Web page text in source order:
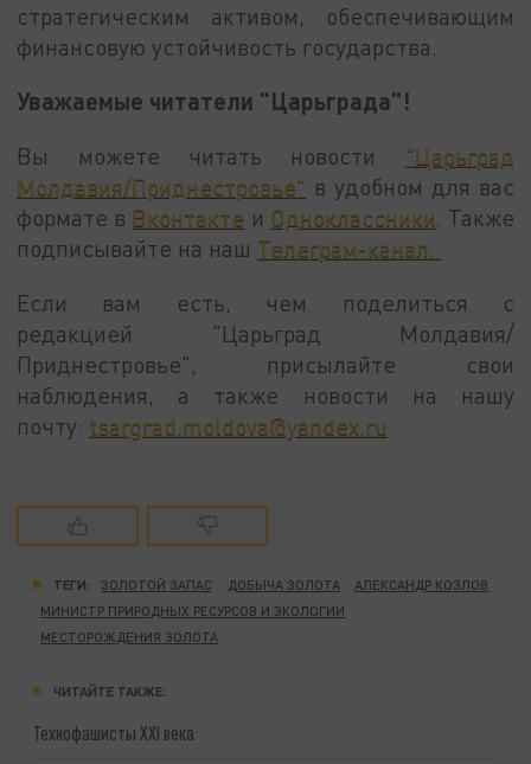
стратегическим активом, обеспечивающим
финансовую устойчивость государства.
Уважаемые читатели "Царьграда"!
Вы можете читать новости "Царьград
Молдавия/Приднестровье" в удобном для вас
формате в Вконтакте и Одноклассники . Также
подписывайте на наш Телеграм-канал.
Если вам есть, чем поделиться с
редакцией "Царьград Молдавия/
Приднестровье", присылайте свои
наблюдения, а также новости на нашу
почту: tsargrad.moldova@yandex.ru
ТЕГИ: ЗОЛОТОЙ ЗАПАС ДОБЫЧА ЗОЛОТА
АЛЕКСАНДР КОЗЛОВ
МИНИСТР ПРИРОДНЫХ РЕСУРСОВ И ЭКОЛОГИИ
МЕСТОРОЖДЕНИЯ ЗОЛОТА
ЧИТАЙТЕ ТАКЖЕ:
Технофашисты XXI века